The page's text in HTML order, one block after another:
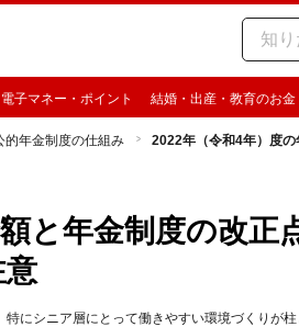
子マネー・ポイント 結婚・出産・教育のお金
的年金制度の仕組み 2022年（令和4年）度
と年金制度の改正
にシニア層にとって働きやすい環境づくりが